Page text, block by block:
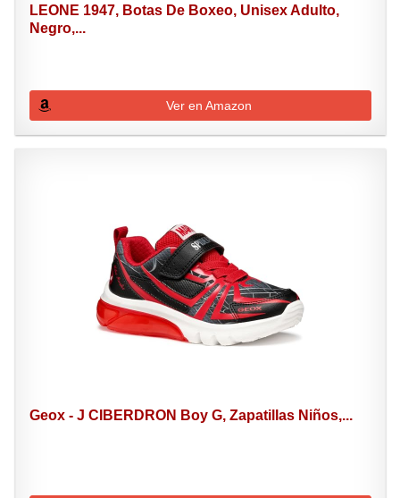
LEONE 1947, Botas De Boxeo, Unisex Adulto,
Negro,...
Ver en Amazon
Geox - J CIBERDRON Boy G, Zapatillas Niños,...